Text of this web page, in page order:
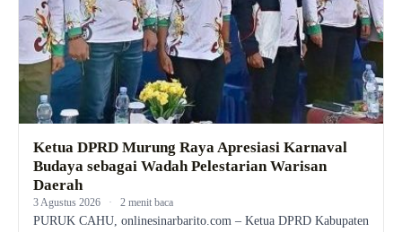
Ketua DPRD Murung Raya Apresiasi Karnaval
Budaya sebagai Wadah Pelestarian Warisan
Daerah
3 Agustus 2026 · 2 menit baca
PURUK CAHU, onlinesinarbarito.com – Ketua DPRD Kabupaten